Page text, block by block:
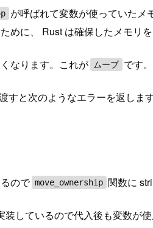
が呼ばれて変数が使っていたメ
めに、 Rust は確保したメモリ
なります。これが ムーブ です。
と次のようなエラーを返します
ので move_ownership 関数に
しているので代入後も変数が使